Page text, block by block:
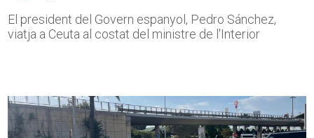
El president del Govern espanyol, Pedro Sánchez,
viatja a Ceuta al costat del ministre de l'Interior